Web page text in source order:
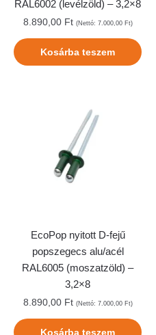
RAL6002 (levélzöld) – 3,2×8
8.890,00 Ft (Nettó: 7.000,00 Ft)
Kosárba teszem
EcoPop nyitott D-fejű
popszegecs alu/acél
RAL6005 (moszatzöld) –
3,2×8
8.890,00 Ft (Nettó: 7.000,00 Ft)
Kosárba teszem